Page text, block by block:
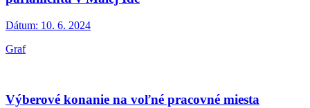
Dátum: 10. 6. 2024
Graf
Výberové konanie na voľné pracovné miesta